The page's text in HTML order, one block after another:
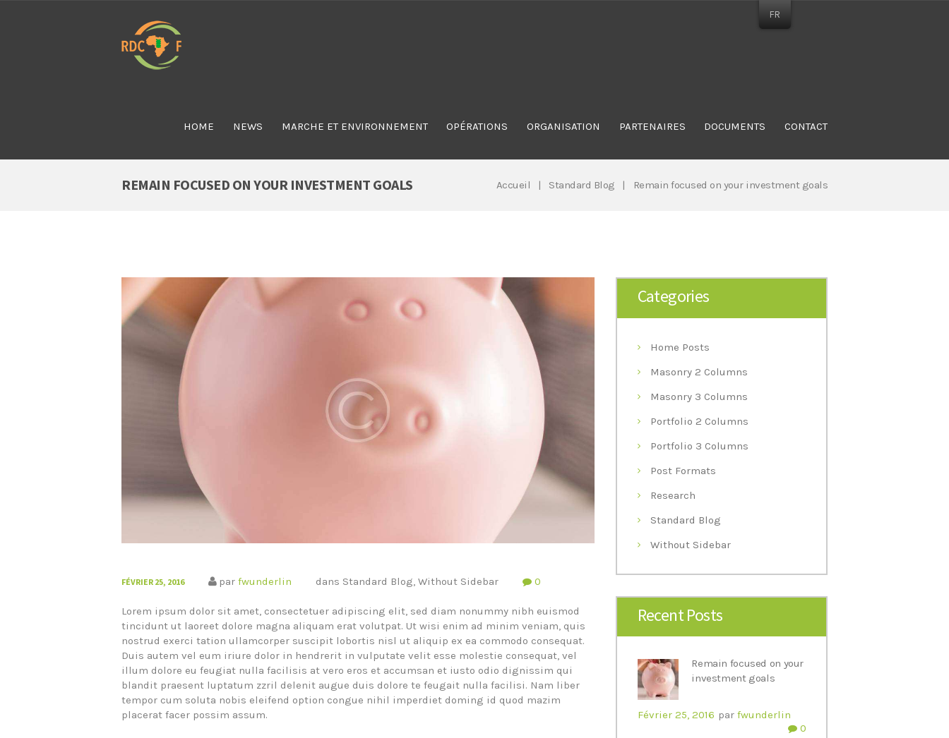
HOME NEWS MARCHE ET ENVIRONNEMENT OPÉRATIONS ORGANISATION PARTENAIRES DOCUMENTS CONTACT
REMAIN FOCUSED ON YOUR INVESTMENT GOALS Accueil Standard Blog Remain focused on your investment goals
FÉVRIER 25, 2016 par fwunderlin dans Standard Blog, Without Sidebar 0
Lorem ipsum dolor sit amet, consectetuer adipiscing elit, sed diam nonummy nibh euismod
tincidunt ut laoreet dolore magna aliquam erat volutpat. Ut wisi enim ad minim veniam, quis
nostrud exerci tation ullamcorper suscipit lobortis nisl ut aliquip ex ea commodo consequat.
Duis autem vel eum iriure dolor in hendrerit in vulputate velit esse molestie consequat, vel
illum dolore eu feugiat nulla facilisis at vero eros et accumsan et iusto odio dignissim qui
blandit praesent luptatum zzril delenit augue duis dolore te feugait nulla facilisi. Nam liber
tempor cum soluta nobis eleifend option congue nihil imperdiet doming id quod mazim
placerat facer possim assum.
Categories
Home Posts
Masonry 2 Columns
Masonry 3 Columns
Portfolio 2 Columns
Portfolio 3 Columns
Post Formats
Research
Standard Blog
Without Sidebar
Recent Posts
Remain focused on your
investment goals
Février 25, 2016 par fwunderlin
0
FR